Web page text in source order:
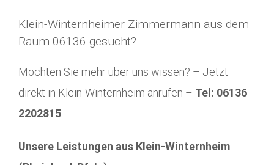
Klein-Winternheimer Zimmermann aus dem
Raum 06136 gesucht?
Möchten Sie mehr über uns wissen? – Jetzt
direkt in Klein-Winternheim anrufen – Tel: 06136
2202815
Unsere Leistungen aus Klein-Winternheim